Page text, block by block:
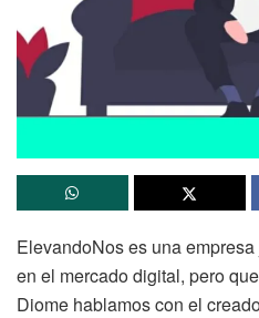
ElevandoNos es una
en el mercado digital, pero
Diome hablamos con el